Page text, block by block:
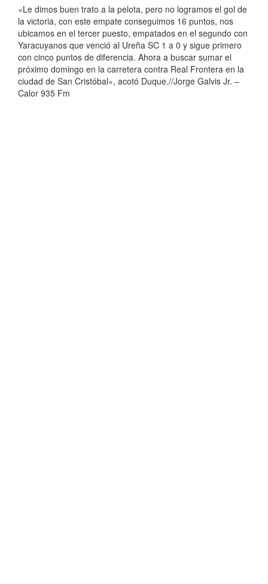
«Le dimos buen trato a la pelota, pero no logramos el gol de
la victoria, con este empate conseguimos 16 puntos, nos
ubicamos en el tercer puesto, empatados en el segundo con
Yaracuyanos que venció al Ureña SC 1 a 0 y sigue primero
con cinco puntos de diferencia. Ahora a buscar sumar el
próximo domingo en la carretera contra Real Frontera en la
ciudad de San Cristóbal», acotó Duque.//Jorge Galvis Jr. –
Calor 935 Fm